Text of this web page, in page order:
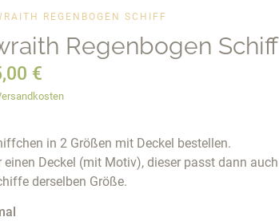
REGENBOGEN SCHIFF
Regenbogen Schiff
€
in 2 Größen mit Deckel bestellen.
einen Deckel (mit Motiv), dieser passt dann auch
derselben Größe.